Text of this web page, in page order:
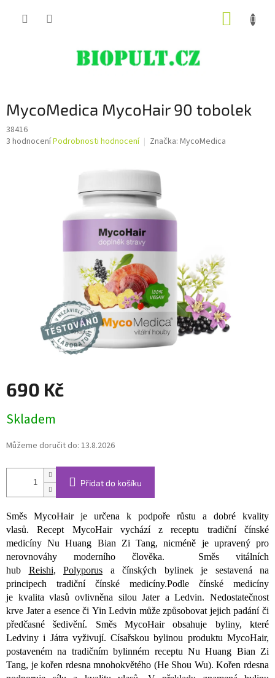
MycoMedica MycoHair 90 tobolek
38416
Průměrné
3 hodnoceníPodrobnosti hodnocení Značka: MycoMedica
690 Kč
cena:
Skladem
Můžeme doručit do: 13.8.2026
Přidat do košíku
Směs MycoHair je určena k podpoře růstu a dobré kvality
vlasů.Recept MycoHair vychází z receptu tradiční čínské
medicíny Nu Huang Bian Zi Tang, nicméně je upravený pro
nerovnováhy moderního člověka. Směs vitálních
hub Reishi, Polyporus a čínských bylinek je sestavená na
principech tradiční čínské medicíny.Podle čínské medicíny
je kvalita vlasů ovlivněna silou Jater a Ledvin. Nedostatečnost
krve Jater a esence či Yin Ledvin může způsobovat jejich padání či
předčasné šedivění. Směs MycoHair obsahuje byliny, které
Ledviny i Játra vyživují. Císařskou bylinou produktu MycoHair,
postaveném na tradičním bylinném receptu Nu Huang Bian Zi
Tang, je kořen rdesna mnohokvětého (He Shou Wu). Kořen rdesna